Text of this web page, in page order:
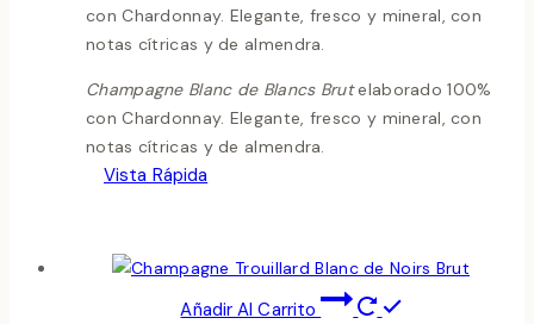
con Chardonnay. Elegante, fresco y mineral, con
notas cítricas y de almendra.
Champagne Blanc de Blancs Brutelaborado 100%
con Chardonnay. Elegante, fresco y mineral, con
notas cítricas y de almendra.
Vista Rápida
Añadir Al Carrito